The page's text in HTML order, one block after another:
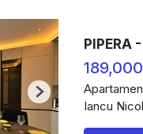
Next
PIPERA
Iancu